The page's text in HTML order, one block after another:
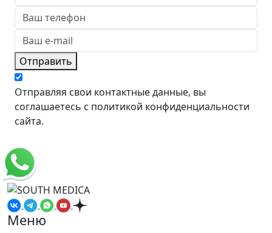
Отправить
Отправляя свои контактные данные, вы
соглашаетесь с политикой конфиденциальности
сайта.
Меню